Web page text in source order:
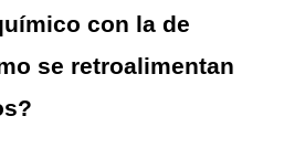
con la de
se retroalimentan